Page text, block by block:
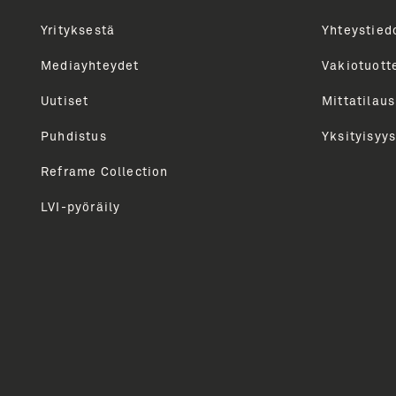
kautta. Tarjoamme sinulle parhaat sisällöt, vinkit,
Yrityksestä
Mediayhteydet
Uutiset
Puhdistus
Reframe Collection
LVI-pyöräily